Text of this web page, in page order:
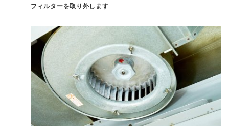
フィルターを取り外します